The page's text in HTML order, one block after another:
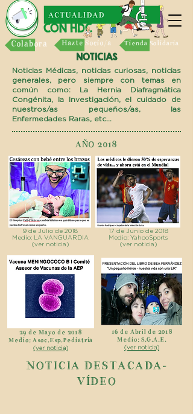
Colabora Hazte Socio/a Tienda Solidaria
NOTICIAS
Noticias Médicas, noticias curiosas, noticias
generales, pero siempre con temas en
común como: La Hernia Diafragmática
Congénita, la Investigación, el cuidado de
nuestros/as pequeños/as, las
Enfermedades Raras, etc...
AÑO 2018
9 de Julio de 2018
Medio: LA VANGUARDIA
(ver noticia)
17 de Junio de 2018
Medio: YahooSports
(ver noticia)
29 de Mayo de 2018
Medio: Asoc.Esp.Pediatría
(ver noticia)
16 de Abril de 2018
Medio: S.G.A.E.
(ver noticia)
NOTICIA DESTACADA-
VÍDEO